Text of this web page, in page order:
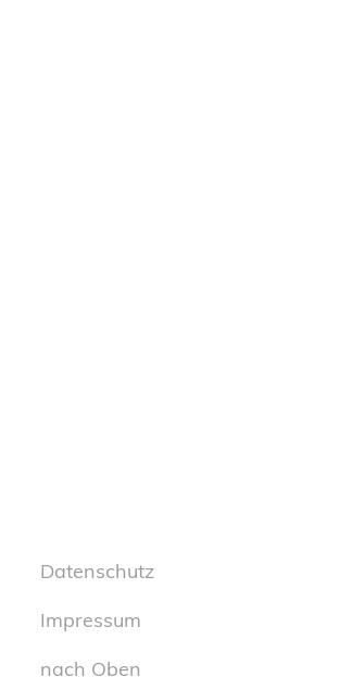
Datenschutz
Impressum
nach Oben